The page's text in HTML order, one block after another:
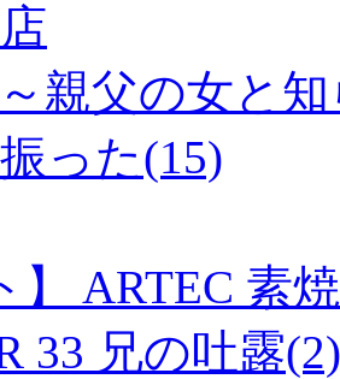
親父の女と
った(15)
】 ARTEC 素
33 兄の吐露(2)